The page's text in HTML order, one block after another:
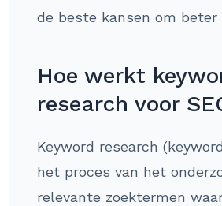
de beste kansen om beter
Hoe werkt
research voor
Keyword research
het proces van het
relevante zoektermen